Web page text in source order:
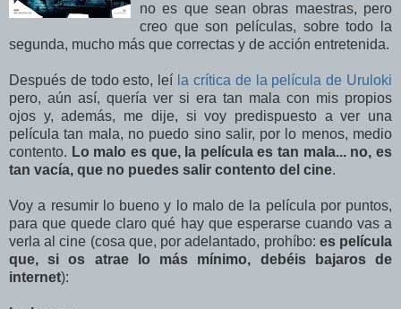
no es que sean obras maestras, pero
creo que son películas, sobre todo la
segunda, mucho más que correctas y de acción entretenida.
Después de todo esto, leí la crítica de la película de Uruloki
pero, aún así, quería ver si era tan mala con mis propios
ojos y, además, me dije, si voy predispuesto a ver una
película tan mala, no puedo sino salir, por lo menos, medio
contento. Lo malo es que, la película es tan mala... no, es
tan vacía, que no puedes salir contento del cine.
Voy a resumir lo bueno y lo malo de la película por puntos,
para que quede claro qué hay que esperarse cuando vas a
verla al cine (cosa que, por adelantado, prohíbo: es película
que, si os atrae lo más mínimo, debéis bajaros de
internet):